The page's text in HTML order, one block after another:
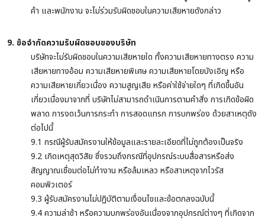
ค้า และพนักงาน จะไม่ร่วมรับผิดชอบในความเสียหายดังกล่าว
9. ข้อจำกัดความรับผิดชอบของบริษัท
บริษัทจะไม่รับผิดชอบในความเสียหายใด ทั้งความเสียหายทางตรง ความ
เสียหายทางอ้อม ความเสียหายพิเศษ ความเสียหายโดยบังเอิญ หรือ
ความเสียหายเกี่ยวเนื่อง ความสูญเสีย หรือค่าใช้จ่ายใดๆ ที่เกิดขึ้นอัน
เกี่ยวเนื่องมาจากที่ บริษัทไม่สามารถดำเนินการตามคำสั่ง การเกิดข้อผิด
พลาด การงดเว้นการกระทำ การสอดแทรก การบกพร่อง ด้วยสาเหตุดัง
ต่อไปนี้
9.1 กรณีผู้รับสมัครงานให้ข้อมูลและรายละเอียดที่ไม่ถูกต้องเป็นจริง
9.2 เกิดเหตุสุดวิสัย ซึ่งรวมถึงกรณีที่อุปกรณ์ระบบสื่อสารหรือส่ง
สัญญาณเชื่อมต่อไม่ทำงาน หรือล้มเหลว หรือสาเหตุจากไวรัส
คอมพิวเตอร์
9.3 ผู้รับสมัครงานไม่ปฏิบัติตามเงื่อนไขและข้อตกลงฉบับนี้
9.4 ความล่าช้า หรือความบกพร่องอันเนื่องจากอุปกรณ์ต่างๆ ที่เกิดจาก